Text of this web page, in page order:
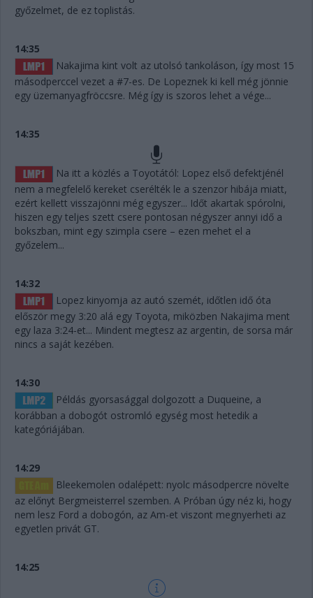
győzelmet, de ez toplistás.
14:35
Nakajima kint volt az utolsó tankoláson, így most 15
másodperccel vezet a #7-es. De Lopeznek ki kell még jönnie
egy üzemanyagfröccsre. Még így is szoros lehet a vége...
14:35
Na itt a közlés a Toyotától: Lopez első defektjénél
nem a megfelelő kereket cserélték le a szenzor hibája miatt,
ezért kellett visszajönni még egyszer... Időt akartak spórolni,
hiszen egy teljes szett csere pontosan négyszer annyi idő a
bokszban, mint egy szimpla csere – ezen mehet el a
győzelem...
14:32
Lopez kinyomja az autó szemét, időtlen idő óta
először megy 3:20 alá egy Toyota, miközben Nakajima ment
egy laza 3:24-et... Mindent megtesz az argentin, de sorsa már
nincs a saját kezében.
14:30
Példás gyorsasággal dolgozott a Duqueine, a
korábban a dobogót ostromló egység most hetedik a
kategóriájában.
14:29
Bleekemolen odalépett: nyolc másodpercre növelte
az előnyt Bergmeisterrel szemben. A Próban úgy néz ki, hogy
nem lesz Ford a dobogón, az Am-et viszont megnyerheti az
egyetlen privát GT.
14:25